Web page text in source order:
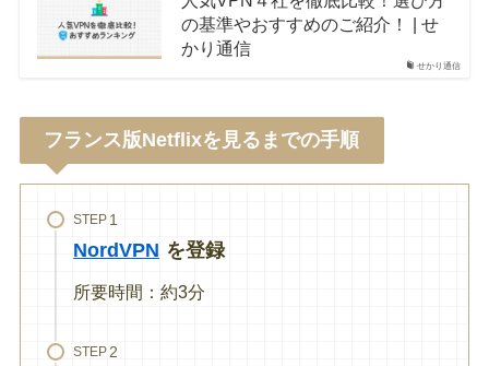
せかり通信
の基準やおすすめのご紹介！ | せ
かり通信
フランス版Netflixを見るまでの手順
STEP
NordVPN を登録
所要時間：約3分
STEP